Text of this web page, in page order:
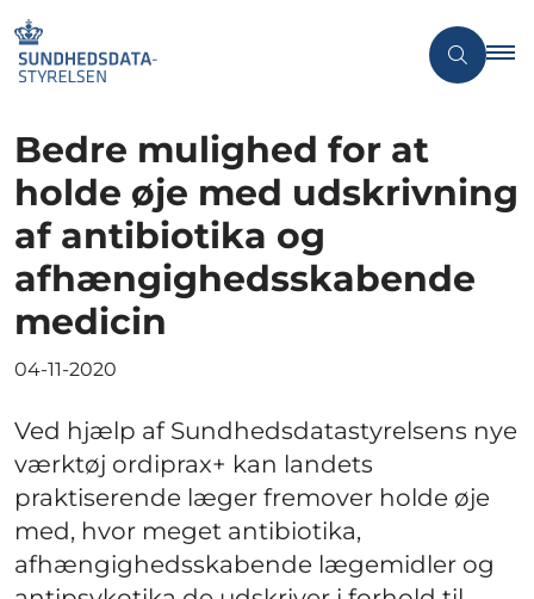
Bedre mulighed for at
holde øje med udskrivning
af antibiotika og
afhængighedsskabende
medicin
04-11-2020
Ved hjælp af Sundhedsdatastyrelsens nye
værktøj ordiprax+ kan landets
praktiserende læger fremover holde øje
med, hvor meget antibiotika,
afhængighedsskabende lægemidler og